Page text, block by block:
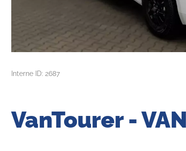
Interne ID: 2687
VanTourer -